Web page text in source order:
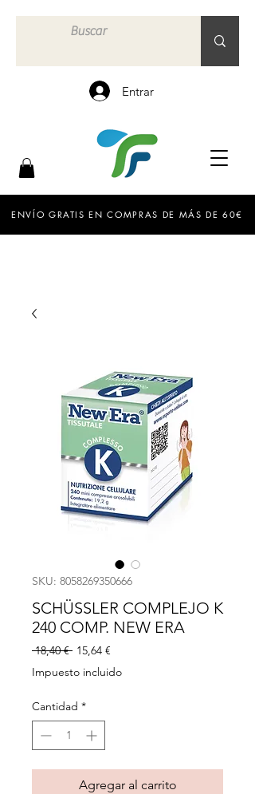
ENVÍO GRATIS EN COMPRAS DE MÁS DE 60€
Entrar
SKU: 8058269350666
SCHÜSSLER COMPLEJO K
240 COMP. NEW ERA
18,40 € Precio
15,64 €
de
oferta
Impuesto incluido
Cantidad *
Agregar al carrito